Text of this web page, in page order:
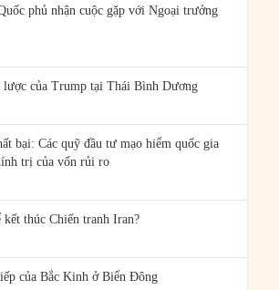
phủ nhận cuộc gặp với Ngoại trưởng
của Trump tại Thái Bình Dương
bại: Các quỹ đầu tư mạo hiểm quốc gia
trị của vốn rủi ro
kết thúc Chiến tranh Iran?
của Bắc Kinh ở Biển Đông